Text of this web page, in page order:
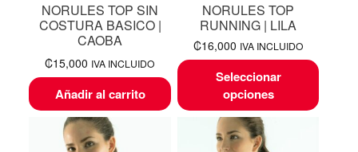
NORULES TOP SIN
COSTURA BASICO |
CAOBA
₡15,000 IVA INCLUIDO
Añadir al carrito
NORULES TOP
RUNNING | LILA
₡16,000 IVA INCLUIDO
Seleccionar
opciones